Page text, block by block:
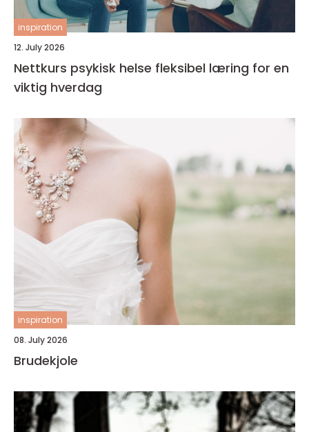
inspiration
12. July 2026
Nettkurs psykisk helse fleksibel læring for en
viktig hverdag
inspiration
08. July 2026
Brudekjole